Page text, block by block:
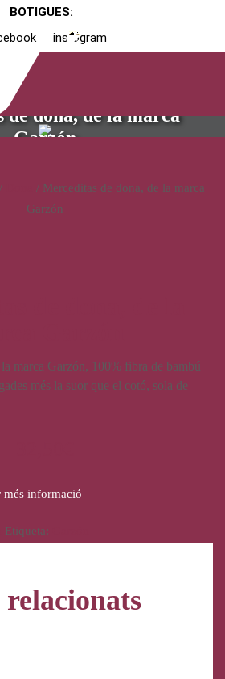
BOTIGUES:
instagram
de dona, de la marca
Garzón
/
/ Merceditas de dona, de la marca
Garzón
marca Garzón, 100% fibra de bambú
més la suor que el cotó, sola de
més informació
Etiqueta: